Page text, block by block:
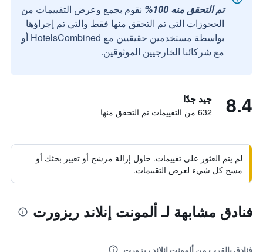
تم التحقق منه 100%
نقوم بجمع وعرض التقييمات من
الحجوزات التي تم التحقق منها فقط والتي تم إجراؤها
بواسطة مستخدمين حقيقيين مع HotelsCombined أو
مع شركائنا الخارجيين الموثوقين.
8.4 جيد جدًا
632 من التقييمات تم التحقق منها
لم يتم العثور على تقييمات. حاول إزالة مرشح أو تغيير بحثك أو
مسح كل شيء لعرض التقييمات.
فنادق مشابهة لـ ألمونت إنلاند ريزورت
فنادق بالقرب من ألمونت إنلاند ريزورت